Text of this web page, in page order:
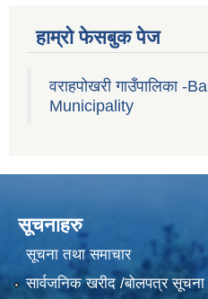
हाम्रो फेसबुक पेज
वराहपोखरी गाउँपालिका
Municipality
सूचनाहरु
सूचना तथा समाचार
सार्वजनिक खरीद /बोलपत्र सूचना